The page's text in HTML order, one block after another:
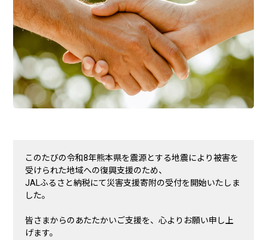
このたびの令和8年熊本県を震源とする地震により被害を
受けられた地域への復興支援のため、
JALふるさと納税にて災害支援寄附の受付を開始いたしま
した。
皆さまからのあたたかいご支援を、心よりお願い申し上
げます。